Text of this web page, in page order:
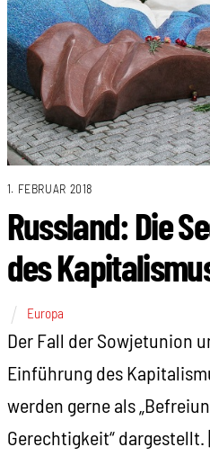
1. FEBRUAR 2018
Russland: Die
des
Europa
Der Fall der Sowjetunion
Einführung des
werden gerne als
Gerechtigkeit“